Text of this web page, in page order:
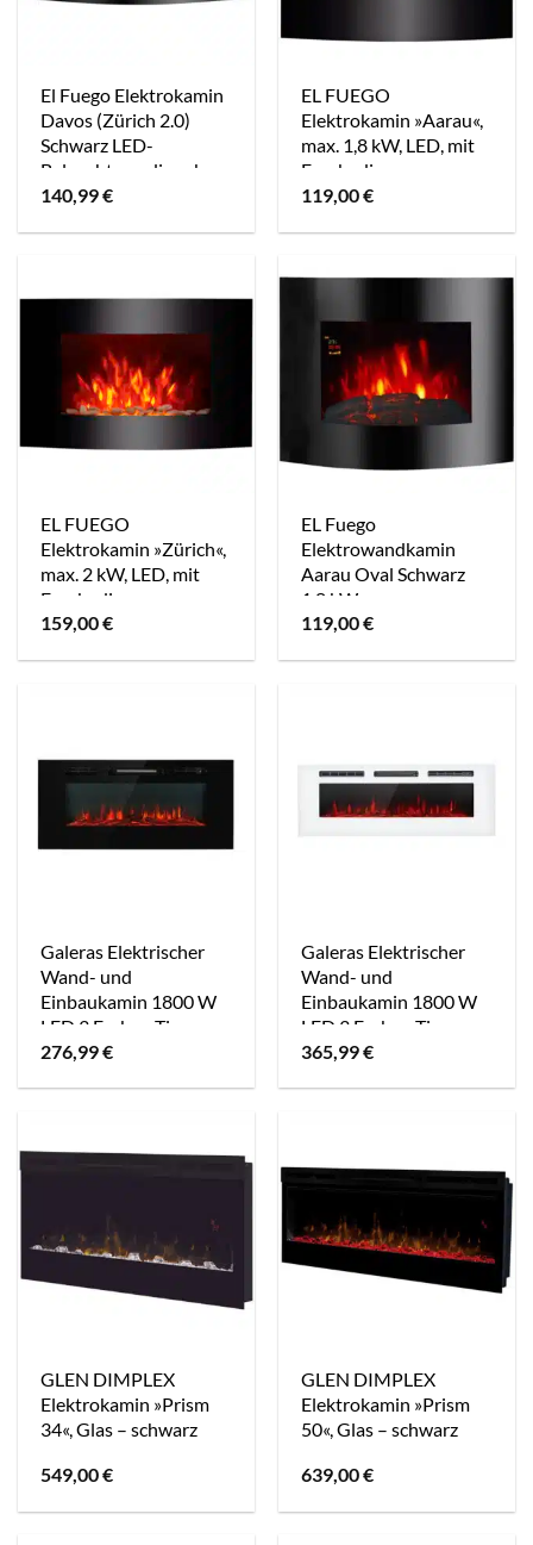
El Fuego Elektrokamin
Davos (Zürich 2.0)
Schwarz LED-
Beleuchtung dimmbar
2 kW
140,99€
EL FUEGO
Elektrokamin »Aarau«,
max. 1,8 kW, LED, mit
Fernbedienung,
dimmbar – schwarz
119,00€
EL FUEGO
Elektrokamin »Zürich«,
max. 2 kW, LED, mit
Fernbedienung,
dimmbar – schwarz
159,00€
EL Fuego
Elektrowandkamin
Aarau Oval Schwarz
1,8 kW
119,00€
Galeras Elektrischer
Wand- und
Einbaukamin 1800 W
LED 3 Farben Timer
Schwarz
276,99€
Galeras Elektrischer
Wand- und
Einbaukamin 1800 W
LED 3 Farben Timer
Weiß 127x47x13_cm
365,99€
GLEN DIMPLEX
Elektrokamin »Prism
34«, Glas – schwarz
549,00€
GLEN DIMPLEX
Elektrokamin »Prism
50«, Glas – schwarz
639,00€